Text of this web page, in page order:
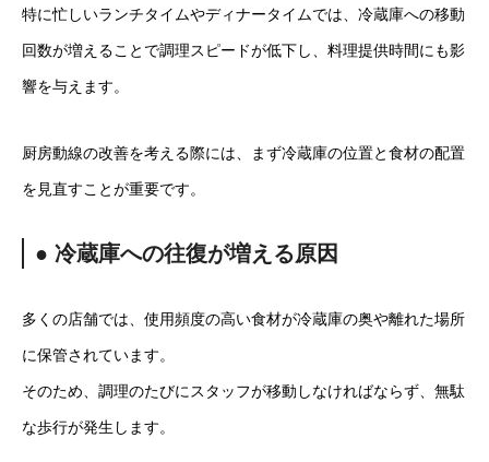
特に忙しいランチタイムやディナータイムでは、冷蔵庫への移動
回数が増えることで調理スピードが低下し、料理提供時間にも影
響を与えます。
厨房動線の改善を考える際には、まず冷蔵庫の位置と食材の配置
を見直すことが重要です。
● 冷蔵庫への往復が増える原因
多くの店舗では、使用頻度の高い食材が冷蔵庫の奥や離れた場所
に保管されています。
そのため、調理のたびにスタッフが移動しなければならず、無駄
な歩行が発生します。